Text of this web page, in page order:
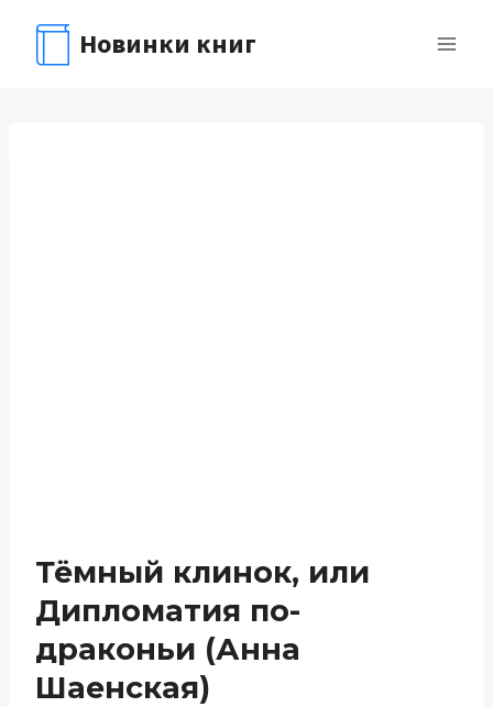
содержимому
Новинки книг
Тёмный клинок, или
Дипломатия по-
драконьи (Анна
Шаенская)